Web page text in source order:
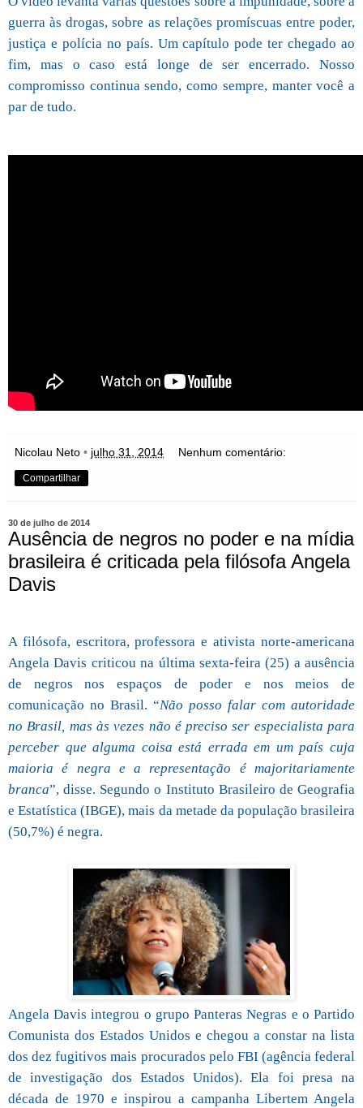
guerra às drogas, sobre as relações promíscuas entre poder,
justiça e polícia no país. Um capítulo pode ter chegado ao
fim, mas o caso está longe de ser encerrado. Nosso
compromisso continua sendo, como sempre, manter você a
par de tudo.
Nicolau Neto • julho 31, 2014 Nenhum comentário:
Compartilhar
30 de julho de 2014
Ausência de negros no poder e na mídia
brasileira é criticada pela filósofa Angela
Davis
A filósofa, escritora, professora e ativista norte-americana
Angela Davis criticou na última sexta-feira (25) a ausência
de negros nos espaços de poder e nos meios de
comunicação no Brasil. “Não posso falar com autoridade
no Brasil, mas às vezes não é preciso ser especialista para
perceber que alguma coisa está errada em um país cuja
maioria é negra e a representação é majoritariamente
branca”, disse. Segundo o Instituto Brasileiro de Geografia
e Estatística (IBGE), mais da metade da população brasileira
(50,7%) é negra.
Angela Davis integrou o grupo Panteras Negras e o Partido
Comunista dos Estados Unidos e chegou a constar na lista
dos dez fugitivos mais procurados pelo FBI (agência federal
de investigação dos Estados Unidos). Ela foi presa na
década de 1970 e inspirou a campanha Libertem Angela